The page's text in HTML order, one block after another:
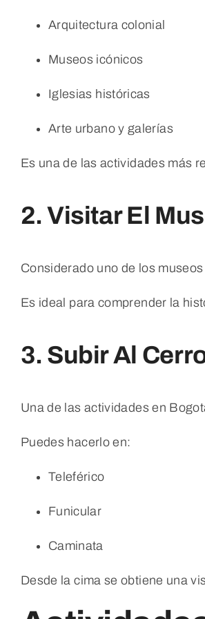
Arquitectura colonial
Museos icónicos
Iglesias históricas
Arte urbano y galerías
Es una de las actividades más
2. Visitar El
Considerado uno de los
Es ideal para comprender la
3. Subir Al
Una de las actividades en
Puedes hacerlo en:
Teleférico
Funicular
Caminata
Desde la cima se obtiene una